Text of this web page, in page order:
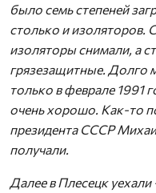
было семь степеней
столько и
изоляторы снимали, а
грязезащитные. Долго
только в феврале 1991
очень хорошо. Как-то
президента СССР
получали.
Далее в Плесецк уехали